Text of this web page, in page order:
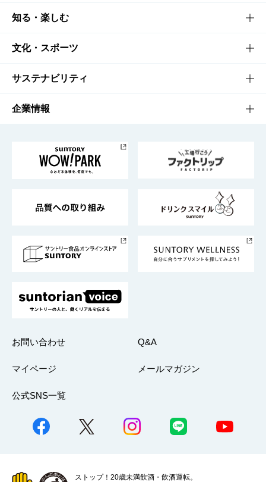
商品TOP
商品一覧
商品発売情報
栄養成分一覧
知る・楽しむ
知る・楽しむTOP
キャンペーン
工場見学
地域情報
文化・スポーツ
文化・スポーツTOP
サントリーホール
サントリーサンバーズ大阪
サステナビリティ
サステナビリティTOP
サントリーが考えるサステナビリティ経営
企業情報
企業概要
採用情報
お問い合わせ Q&A
マイページ メールマガジン
公式SNS一覧
ストップ！20歳未満飲酒・飲酒運転。